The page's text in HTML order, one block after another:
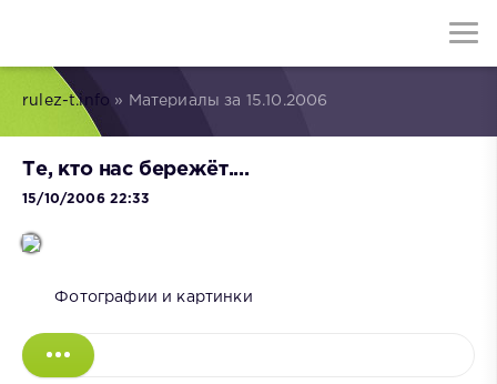
rulez-t.info » Материалы за 15.10.2006
Те, кто нас бережёт....
15/10/2006 22:33
Фотографии и картинки